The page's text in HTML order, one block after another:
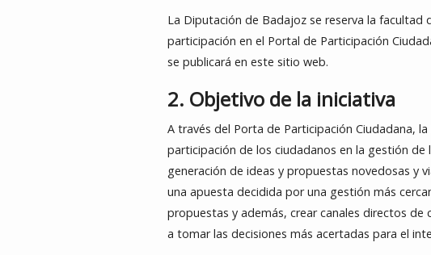
La Diputación de Badajoz se reserva la
participación en el Portal de Participación
se publicará en este sitio web.
2. Objetivo de la iniciativa
A través del Porta de Participación Ciudadana,
participación de los ciudadanos en la gestión
generación de ideas y propuestas novedosas y
una apuesta decidida por una gestión más
propuestas y además, crear canales directos
a tomar las decisiones más acertadas para el